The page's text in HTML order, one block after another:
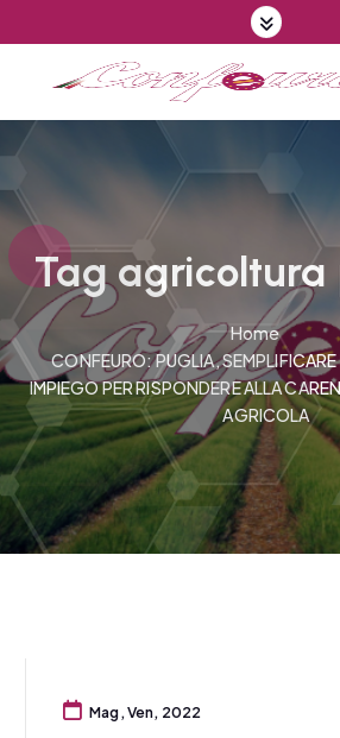
k
t
o
t
Tag agricoltura
Home
CONFEURO: PUGLIA, SEMPLIFICARE
IMPIEGO PER RISPONDERE ALLA
AGRICOLA
Mag, Ven, 2022